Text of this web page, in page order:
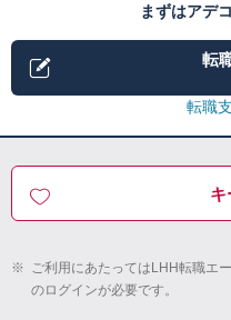
まずはアデ
転
転職
キ
※ ご利用にあたってはLHH転職エ
のログインが必要です。